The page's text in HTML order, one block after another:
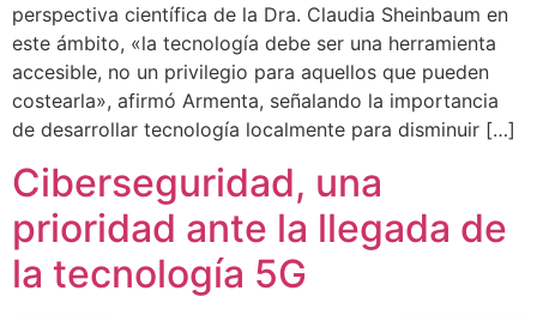
perspectiva científica de la Dra. Claudia Sheinbaum en
este ámbito, «la tecnología debe ser una herramienta
accesible, no un privilegio para aquellos que pueden
costearla», afirmó Armenta, señalando la importancia
de desarrollar tecnología localmente para disminuir […]
Ciberseguridad, una
prioridad ante la llegada de
la tecnología 5G